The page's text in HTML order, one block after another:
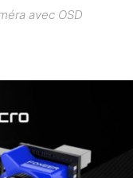
avec OSD